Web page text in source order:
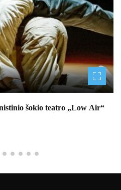
šokio teatro „Low Air“